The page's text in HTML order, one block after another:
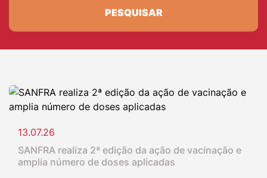
PESQUISAR
13.07.26
SANFRA realiza 2ª edição da ação de vacinação e
amplia número de doses aplicadas